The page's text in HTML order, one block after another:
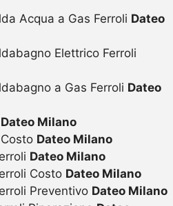
Acqua a Gas Ferroli Dateo
Elettrico Ferroli
a Gas Ferroli Dateo
Dateo Milano
Dateo Milano
Dateo Milano
Costo Dateo Milano
Preventivo Dateo Milano